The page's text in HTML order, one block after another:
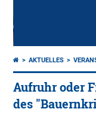
AKTUELLES
Aufruhr oder
des